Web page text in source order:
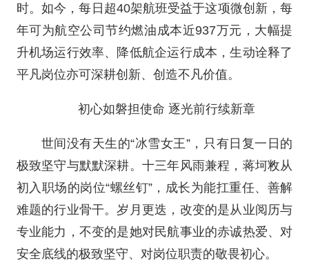
时。如今，每日超40架航班受益于这项微创新，每
年可为航空公司节约燃油成本近937万元，大幅提
升机场运行效率、降低航企运行成本，生动诠释了
平凡岗位亦可深耕创新、创造不凡价值。
初心如磐担使命 逐光前行续新章
世间没有天生的“冰雪女王”，只有日复一日的
极致坚守与默默深耕。十三年风雨兼程，蒋坷敉从
初入职场的岗位“螺丝钉”，成长为能扛重任、善解
难题的行业骨干。岁月更迭，改变的是从业阅历与
专业能力，不变的是她对民航事业的赤诚热爱、对
安全底线的极致坚守、对岗位职责的敬畏初心。